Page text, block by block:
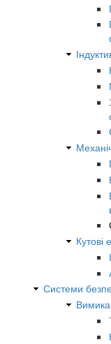
Кутові
Системи